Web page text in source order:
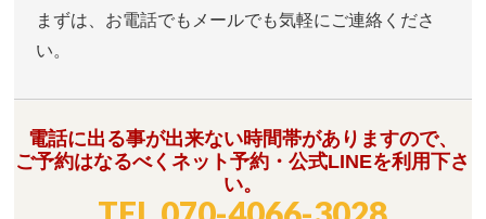
まずは、お電話でもメールでも気軽にご連絡くださ
い。
電話に出る事が出来ない時間帯がありますので、
ご予約はなるべくネット予約・公式LINEを利用下さ
い。